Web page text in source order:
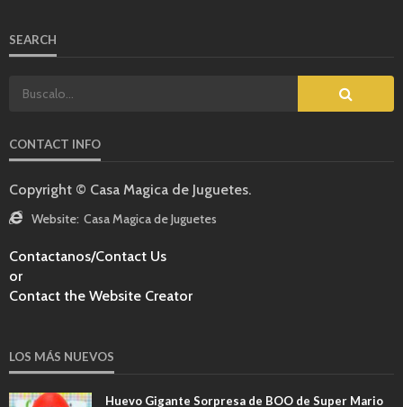
SEARCH
CONTACT INFO
Copyright © Casa Magica de Juguetes.
Website: Casa Magica de Juguetes
Contactanos/Contact Us
or
Contact the Website Creator
LOS MÁS NUEVOS
Huevo Gigante Sorpresa de BOO de Super Mario